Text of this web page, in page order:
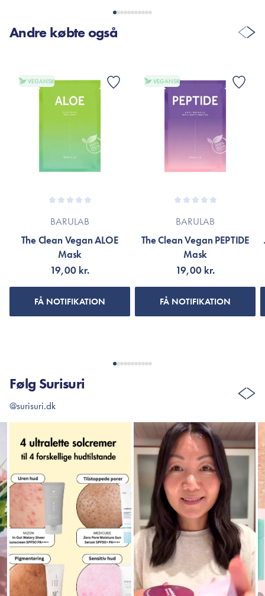
Andre købte også
VEGANSK
BARULAB
The Clean Vegan ALOE
Mask
19,00 kr.
FÅ NOTIFIKATION
VEGANSK
BARULAB
The Clean Vegan PEPTIDE
Mask
19,00 kr.
FÅ NOTIFIKATION
Følg Surisuri
@surisuri.dk